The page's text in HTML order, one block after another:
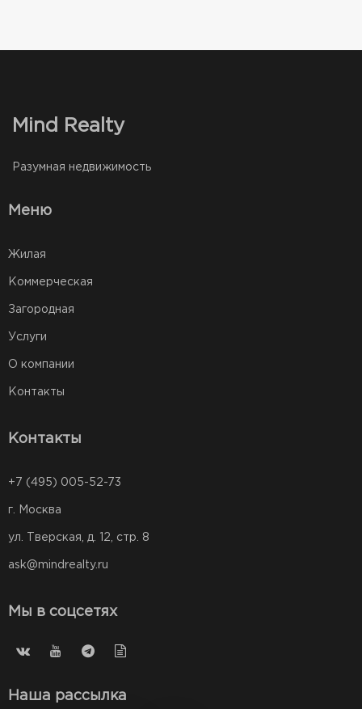
Mind Realty
Разумная недвижимость
Меню
Жилая
Коммерческая
Загородная
Услуги
О компании
Контакты
Контакты
+7 (495) 005-52-73
г. Москва
ул. Тверская, д. 12, стр. 8
ask@mindrealty.ru
Мы в соцсетях
Наша рассылка